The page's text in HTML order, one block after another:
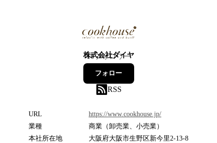
株式会社ダイヤ
10フォロワー
フォロー
RSS
URL
https://www.cookhouse.jp/
業種
商業（卸売業、小売業）
本社所在地
大阪府大阪市生野区新今里2-13-8